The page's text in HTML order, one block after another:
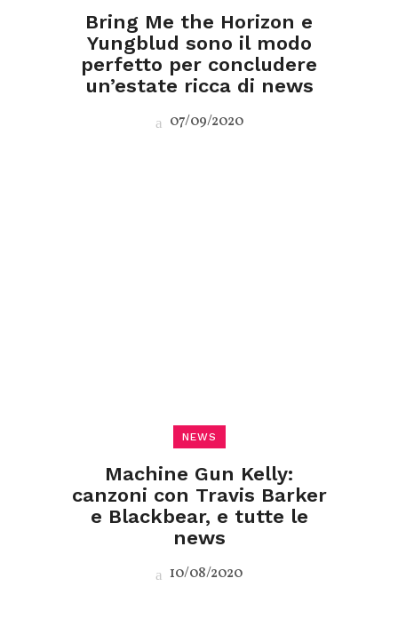
Bring Me the Horizon e
Yungblud sono il modo
perfetto per concludere
un’estate ricca di news
07/09/2020
NEWS
Machine Gun Kelly:
canzoni con Travis Barker
e Blackbear, e tutte le
news
10/08/2020